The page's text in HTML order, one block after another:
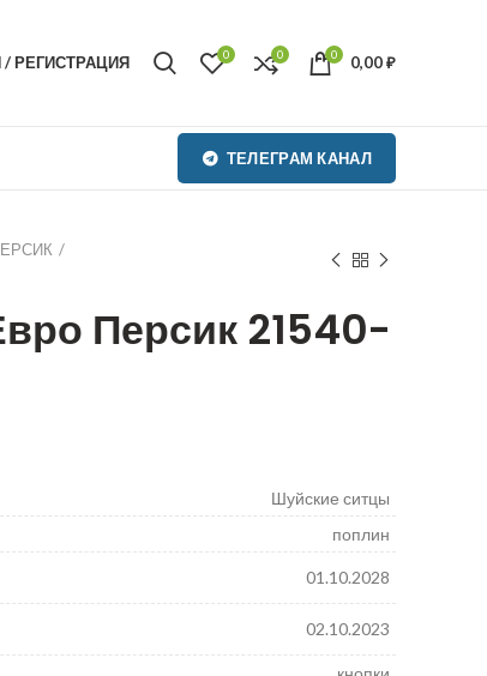
/ РЕГИСТРАЦИЯ 0 0 0 0,00₽
ТЕЛЕГРАМ КАНАЛ
Персик 21540-
Шуйские ситцы
поплин
01.10.2028
02.10.2023